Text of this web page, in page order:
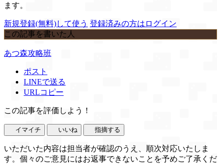
ます。
新規登録(無料)して使う 登録済みの方はログイン
この記事を書いた人
あつ森攻略班
ポスト
LINEで送る
URLコピー
この記事を評価しよう！
イマイチ いいね 指摘する
いただいた内容は担当者が確認のうえ、順次対応いたしま
す。個々のご意見にはお返事できないことを予めご了承くだ